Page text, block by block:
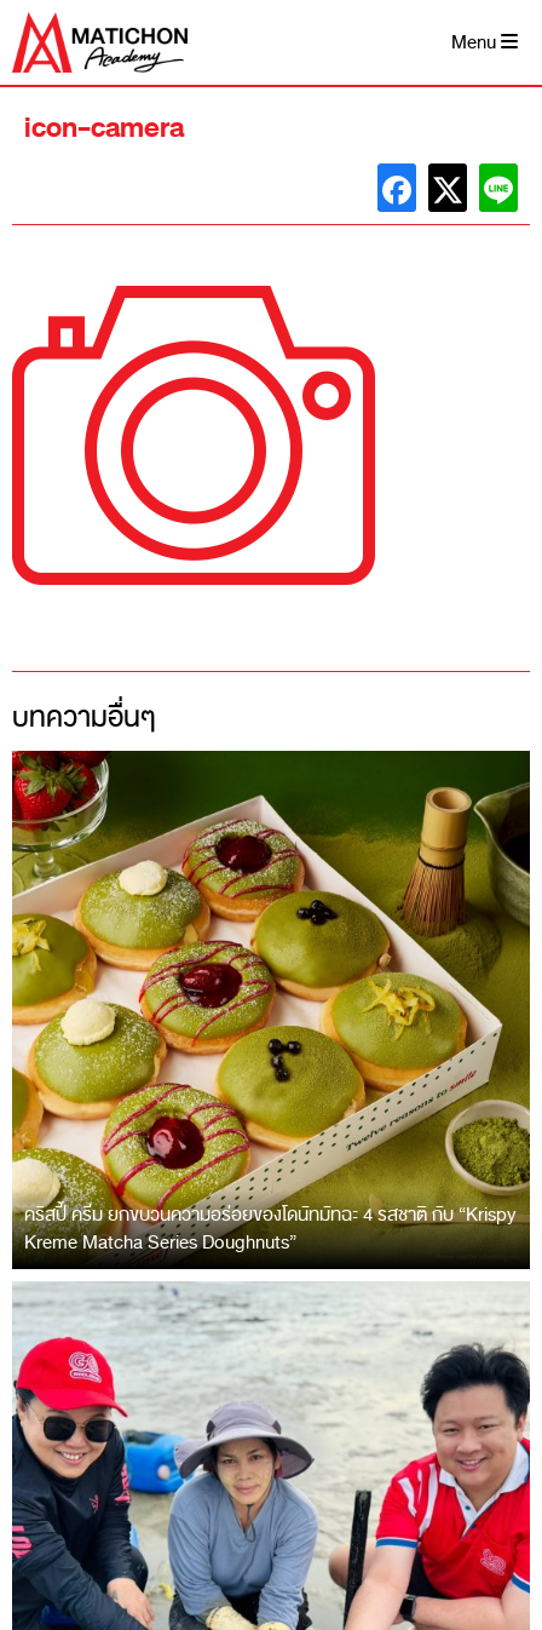
Skip
content
Menu
icon-camera
บทความอื่นๆ
คริสปี้ ครีม ยกขบวนความอร่อยของโดนัทมัทฉะ 4 รสชาติ กับ “Krispy
Kreme Matcha Series Doughnuts”